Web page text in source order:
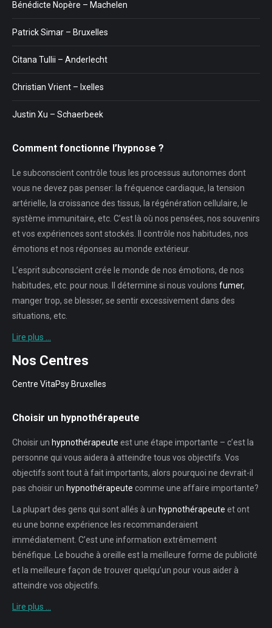
Bénédicte Nopère – Machelen
Patrick Simar – Bruxelles
Citana Tullii – Anderlecht
Christian Vrient – Ixelles
Justin Xu – Schaerbeek
Comment fonctionne l’hypnose ?
Le subconscient contrôle tous les processus autonomes dont
vous ne devez pas penser: la fréquence cardiaque, la tension
artérielle, la croissance des tissus, la régénération cellulaire, le
système immunitaire, etc. C’est là où nos pensées, nos souvenirs
et vos expériences sont stockés. Il contrôle nos habitudes, nos
émotions et nos réponses au monde extérieur.
L’esprit subconscient crée le monde de nos émotions, de nos
habitudes, etc. pour nous. Il détermine si nous voulons fumer,
manger trop, se blesser, se sentir excessivement dans des
situations, etc.
Lire plus …
Nos Centres
Centre VitaPsy Bruxelles
Choisir un hypnothérapeute
Choisir un hypnothérapeute est une étape importante – c’est la
personne qui vous aidera à atteindre tous vos objectifs. Vos
objectifs sont tout à fait importants, alors pourquoi ne devrait-il
pas choisir un hypnothérapeute comme une affaire importante?
La plupart des gens qui sont allés à un hypnothérapeute et ont
eu une bonne expérience les recommanderaient
immédiatement. C’est une information extrêmement
bénéfique. Le bouche à oreille est la meilleure forme de publicité
et la meilleure façon de trouver quelqu’un pour vous aider à
atteindre vos objectifs.
Lire plus …